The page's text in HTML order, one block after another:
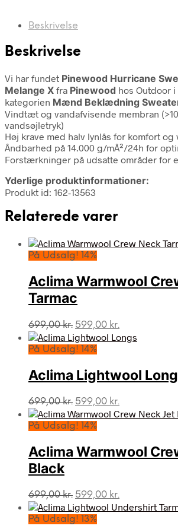
Beskrivelse
Beskrivelse
Vi har fundet Pinewood Hurricane
Melange X fra Pinewood hos Outdoor
kategorien Mænd Beklædning
Vindtæt og vandafvisende membran
vandsøjletryk)
Høj krave med halv lynlås for komfort og
Åndbarhed på 14.000 g/mÂ²/24h for
Forstærkninger på udsatte områder for
Yderlige produktinformationer:
Produkt id: 162-13563
Relaterede varer
På Udsalg! 14%
Aclima Warmwool
Tarmac
699,00kr. Den
oprindelige
pris
699,00 kr..
599,00 kr.
aktuelle
599,00 kr..
På Udsalg! 14%
Aclima Lightwool
699,00kr. Den
oprindelige
pris
699,00 kr..
599,00 kr.
aktuelle
599,00 kr..
På Udsalg! 14%
Aclima Warmwool
Black
699,00kr. Den
oprindelige
pris
599,00 kr.
aktuelle
På Udsalg! 13%